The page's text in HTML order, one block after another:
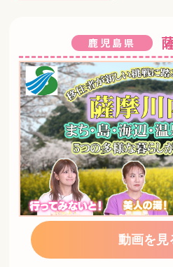
鹿児島県
動画を見